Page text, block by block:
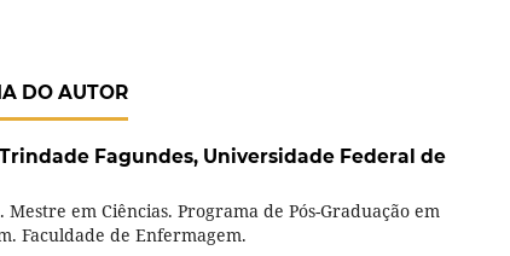
DO AUTOR
Fagundes, Universidade Federal de
em Ciências. Programa de Pós-Graduação em
Faculdade de Enfermagem.